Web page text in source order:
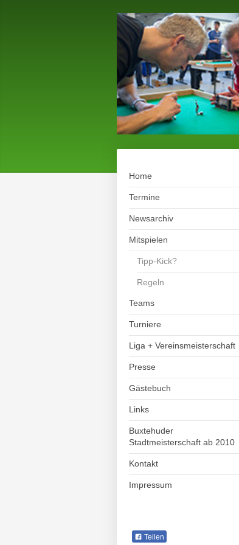
Home
Termine
Newsarchiv
Mitspielen
Tipp-Kick?
Regeln
Teams
Turniere
Liga + Vereinsmeisterschaft
Presse
Gästebuch
Links
Buxtehuder
Stadtmeisterschaft ab 2010
Kontakt
Impressum
Teilen